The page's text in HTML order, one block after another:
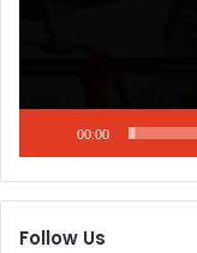
00:00
Follow Us